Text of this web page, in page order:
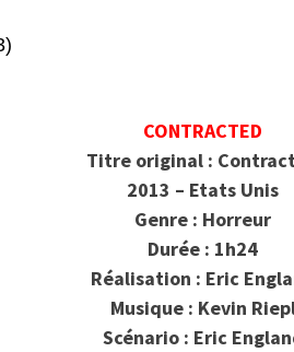
CONTRACTED
Titre original :
2013 – Etats Unis
Genre : Horreur
Durée : 1h24
Réalisation : Eric
Musique : Kevin
Scénario : Eric